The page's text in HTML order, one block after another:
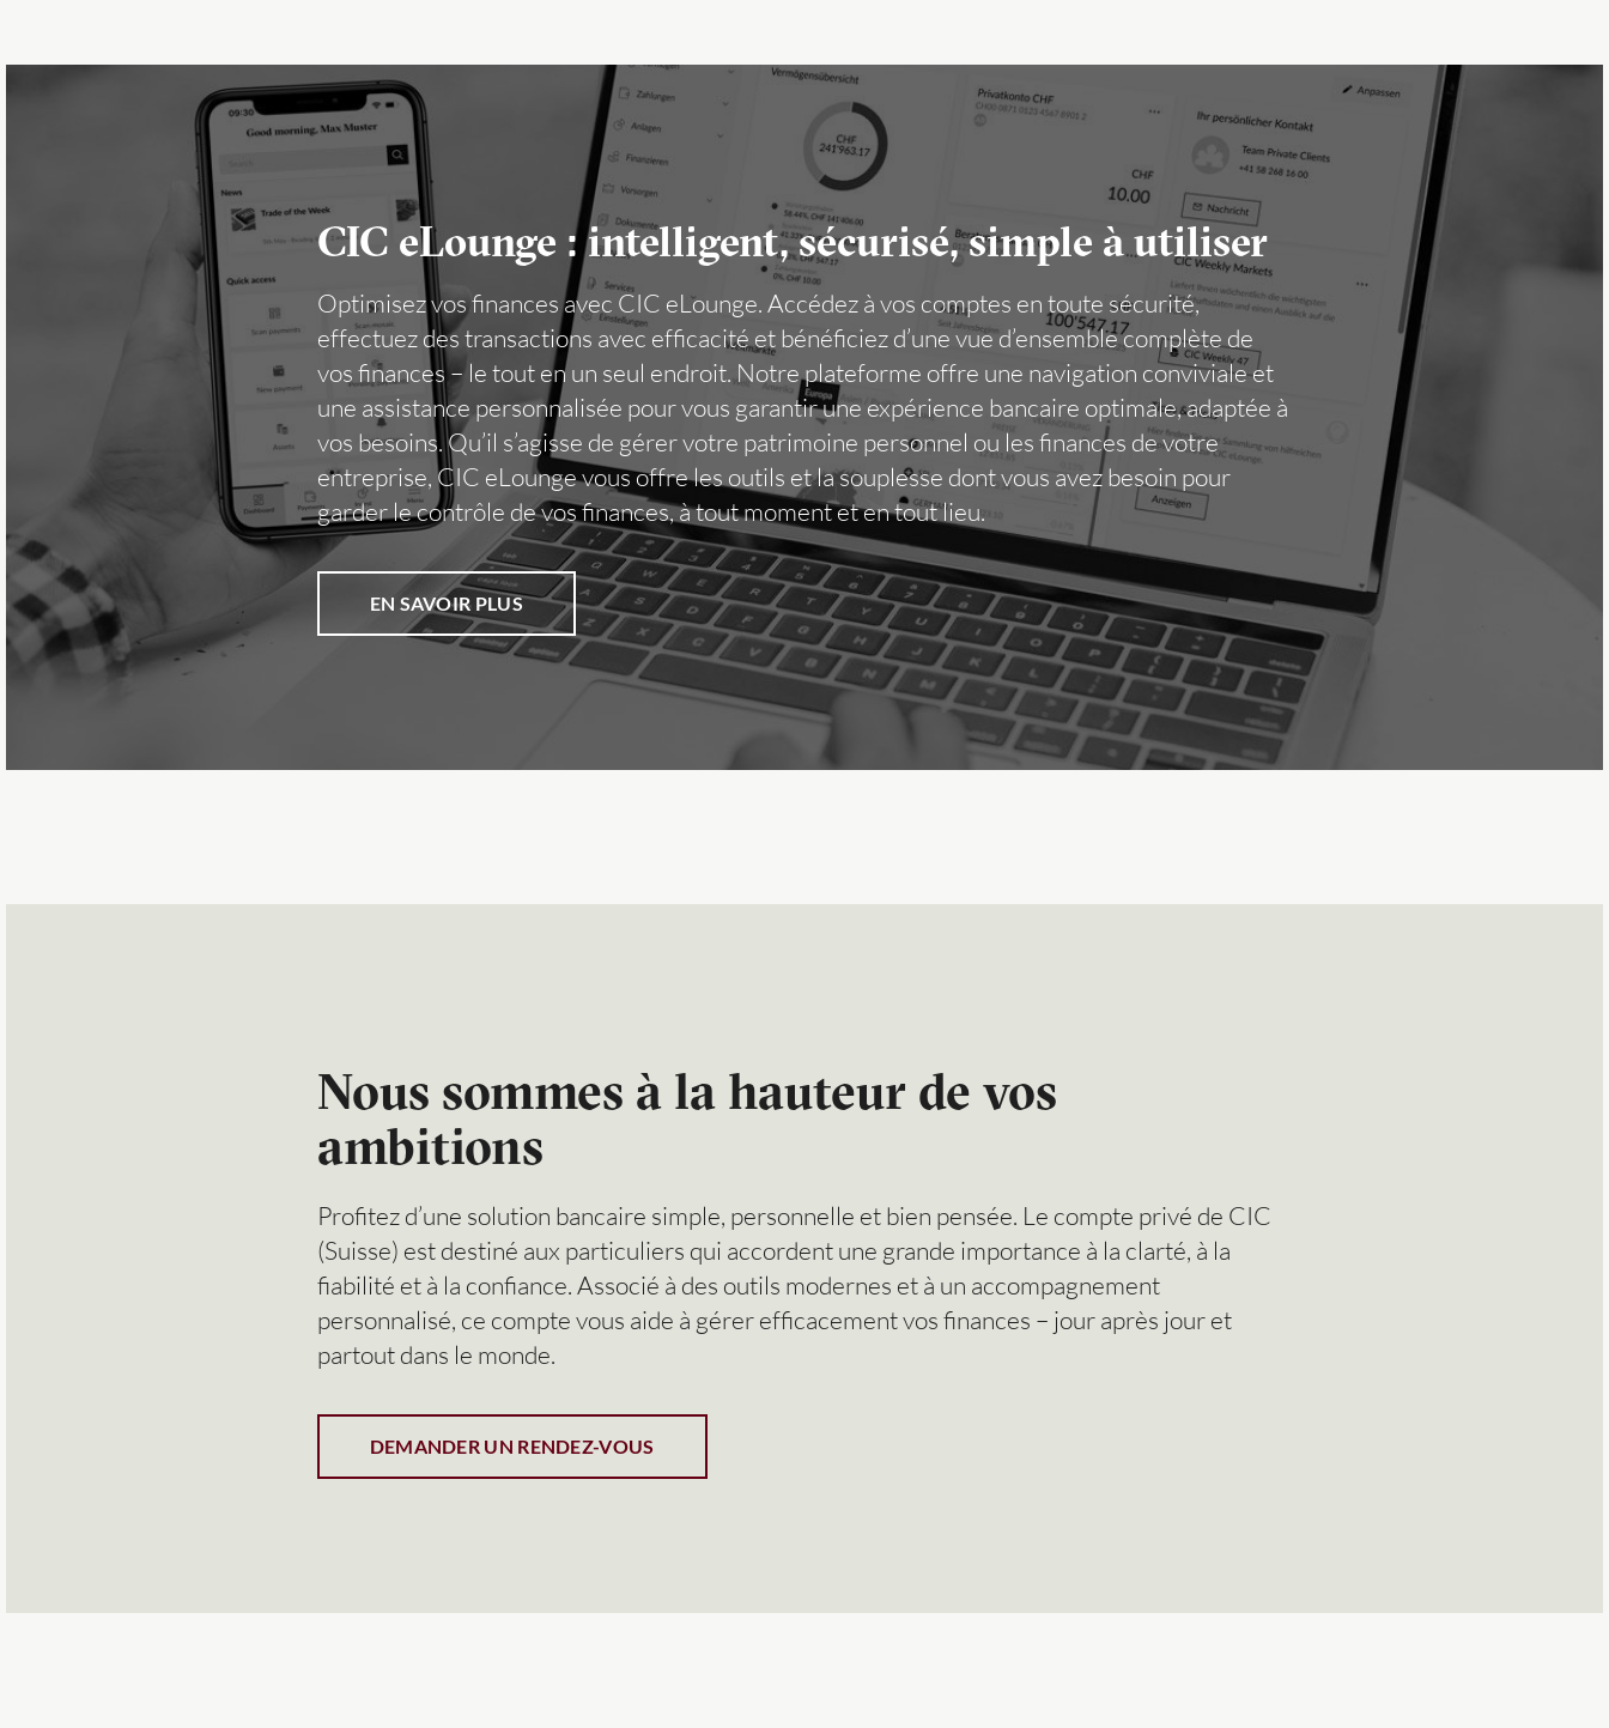
CIC eLounge : intelligent, sécurisé, simple à utiliser
Optimisez vos finances avec CIC eLounge. Accédez à vos comptes en toute sécurité,
effectuez des transactions avec efficacité et bénéficiez d’une vue d’ensemble complète de
vos finances – le tout en un seul endroit. Notre plateforme offre une navigation conviviale et
une assistance personnalisée pour vous garantir une expérience bancaire optimale, adaptée à
vos besoins. Qu’il s’agisse de gérer votre patrimoine personnel ou les finances de votre
entreprise, CIC eLounge vous offre les outils et la souplesse dont vous avez besoin pour
garder le contrôle de vos finances, à tout moment et en tout lieu.
EN SAVOIR PLUS
Nous sommes à la hauteur de vos
ambitions
Profitez d’une solution bancaire simple, personnelle et bien pensée. Le compte privé de CIC
(Suisse) est destiné aux particuliers qui accordent une grande importance à la clarté, à la
fiabilité et à la confiance. Associé à des outils modernes et à un accompagnement
personnalisé, ce compte vous aide à gérer efficacement vos finances – jour après jour et
partout dans le monde.
DEMANDER UN RENDEZ-VOUS